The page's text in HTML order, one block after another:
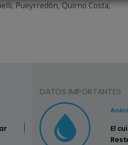
Pueyrredón, Quirno Costa,
sanitarios de
DATOS IMPORTANTES
El